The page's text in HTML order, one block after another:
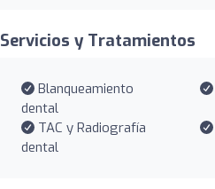
Servicios y Tratamientos
Blanqueamiento
dental
TAC y Radiografía
dental